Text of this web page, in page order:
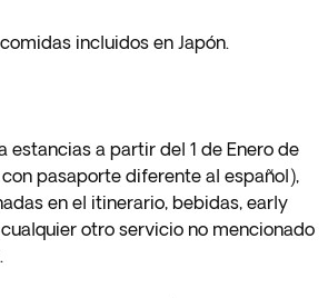
incluidos en Japón.
estancias a partir del 1 de Enero de
pasaporte diferente al español),
en el itinerario, bebidas, early
otro servicio no mencionado